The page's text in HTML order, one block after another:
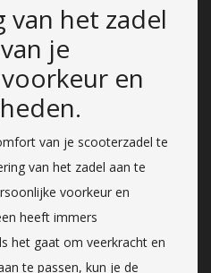
van het zadel
je
en
van je scooterzadel te
van het zadel aan te
voorkeur en
heeft immers
het gaat om veerkracht en
te passen, kun je de